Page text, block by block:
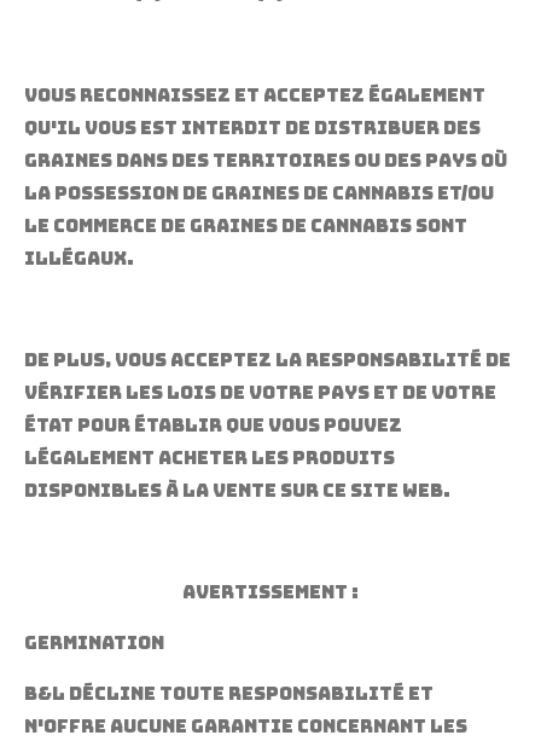
Vous reconnaissez et acceptez également
qu'il vous est interdit de distribuer des
graines dans des territoires ou des pays où
la possession de graines de cannabis et/ou
le commerce de graines de cannabis sont
illégaux.
De plus, vous acceptez la responsabilité de
vérifier les lois de votre pays et de votre
état pour établir que vous pouvez
légalement acheter les produits
disponibles à la vente sur ce site Web.
Avertissement :
Germination
B&l décline toute responsabilité et
n'offre aucune garantie concernant les